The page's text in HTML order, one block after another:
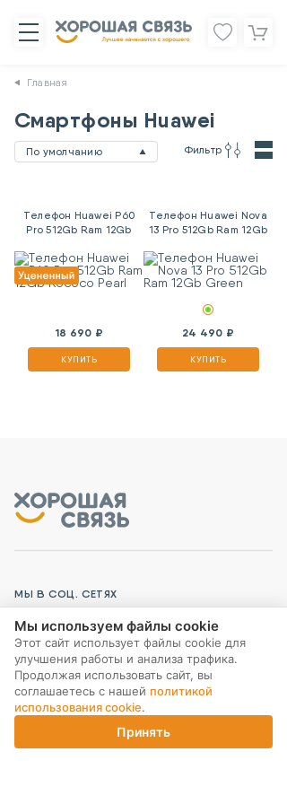
Главная
Смартфоны Huawei
По умолчанию Фильтр
Телефон Huawei P60
Pro 512Gb Ram 12Gb
18 690 ₽
КУПИТЬ
Телефон Huawei Nova
13 Pro 512Gb Ram 12Gb
24 490 ₽
КУПИТЬ
Корзина
МЫ В СОЦ. СЕТЯХ
ПОДПИСКА НА РАССЫЛКУ
Мы используем файлы cookie
Этот сайт использует файлы cookie для
улучшения работы и анализа трафика.
Продолжая использовать сайт, вы
соглашаетесь с нашей политикой
использования cookie.
Принять